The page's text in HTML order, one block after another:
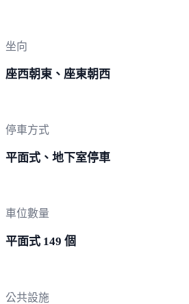
坐向
座西朝東、座東朝西
停車方式
平面式、地下室停車
車位數量
平面式 149 個
公共設施